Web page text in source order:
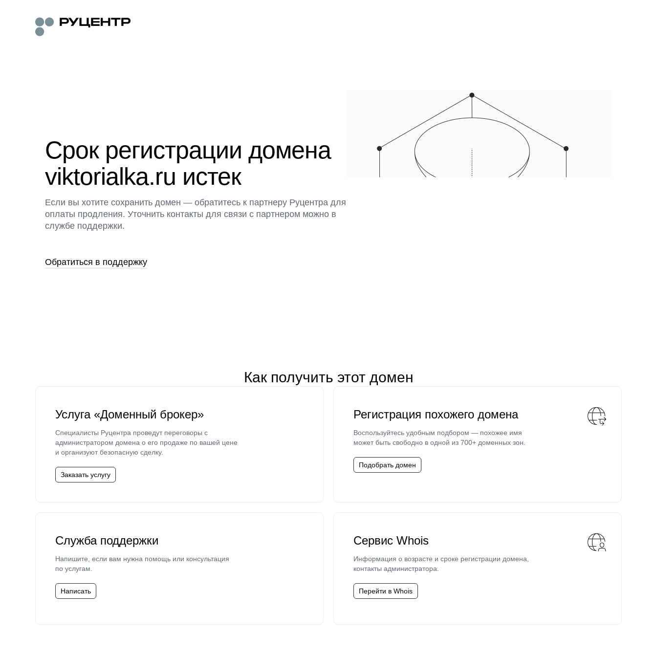
Срок регистрации домена
viktorialka.ru истек
Если вы хотите сохранить домен — обратитесь к партнеру Руцентра для
оплаты продления. Уточнить контакты для связи с партнером можно в
службе поддержки.
Обратиться в поддержку
Как получить этот домен
Услуга «Доменный брокер»
Специалисты Руцентра проведут переговоры с
администратором домена о его продаже по вашей цене
и организуют безопасную сделку.
Заказать услугу
Регистрация похожего домена
Воспользуйтесь удобным подбором — похожее имя
может быть свободно в одной из 700+ доменных зон.
Подобрать домен
Служба поддержки
Напишите, если вам нужна помощь или консультация
по услугам.
Написать
Сервис Whois
Информация о возрасте и сроке регистрации домена,
контакты администратора.
Перейти в Whois